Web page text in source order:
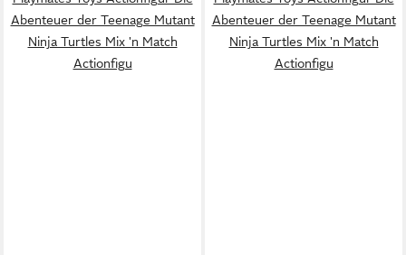
Abenteuer der Teenage Mutant
Ninja Turtles Mix 'n Match
Actionfigu
Abenteuer der Teenage Mutant
Ninja Turtles Mix 'n Match
Actionfigu